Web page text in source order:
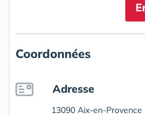
Coordonnées
Adresse
13090 Aix-en-Provence